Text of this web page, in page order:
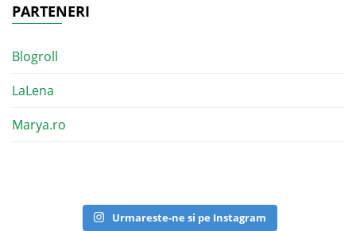
PARTENERI
Blogroll
LaLena
Marya.ro
Urmareste-ne si pe Instagram